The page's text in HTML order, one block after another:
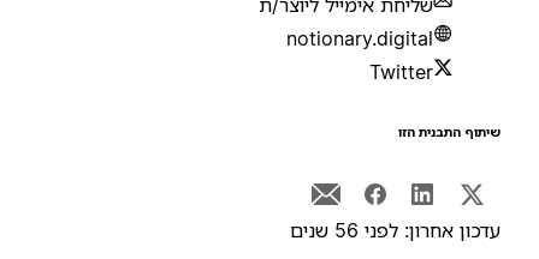
שליחת אימייל ליוצר/ת
notionary.digital
Twitter
התבנית הזו
אחרון: לפני 56 שנים